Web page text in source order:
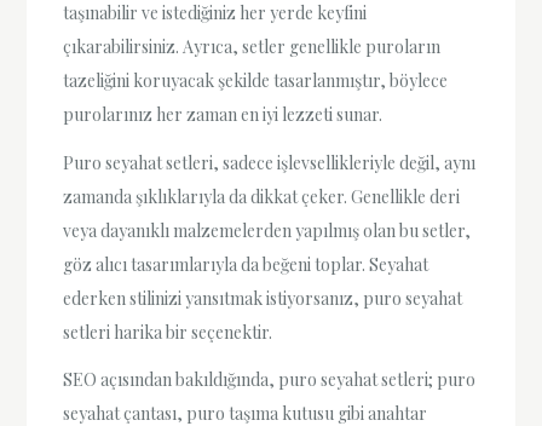
taşınabilir ve istediğiniz her yerde keyfini
çıkarabilirsiniz. Ayrıca, setler genellikle puroların
tazeliğini koruyacak şekilde tasarlanmıştır, böylece
purolarınız her zaman en iyi lezzeti sunar.
Puro seyahat setleri, sadece işlevsellikleriyle değil, aynı
zamanda şıklıklarıyla da dikkat çeker. Genellikle deri
veya dayanıklı malzemelerden yapılmış olan bu setler,
göz alıcı tasarımlarıyla da beğeni toplar. Seyahat
ederken stilinizi yansıtmak istiyorsanız, puro seyahat
setleri harika bir seçenektir.
SEO açısından bakıldığında, puro seyahat setleri; puro
seyahat çantası, puro taşıma kutusu gibi anahtar